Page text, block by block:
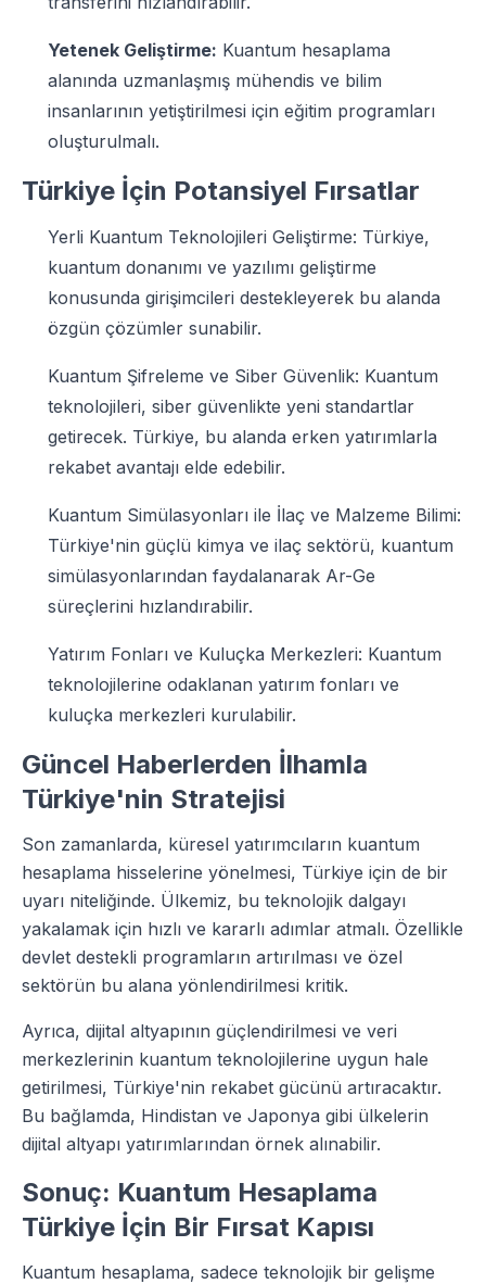
Yetenek Geliştirme: Kuantum hesaplama
alanında uzmanlaşmış mühendis ve bilim
insanlarının yetiştirilmesi için eğitim programları
oluşturulmalı.
Türkiye İçin Potansiyel Fırsatlar
Yerli Kuantum Teknolojileri Geliştirme: Türkiye,
kuantum donanımı ve yazılımı geliştirme
konusunda girişimcileri destekleyerek bu alanda
özgün çözümler sunabilir.
Kuantum Şifreleme ve Siber Güvenlik: Kuantum
teknolojileri, siber güvenlikte yeni standartlar
getirecek. Türkiye, bu alanda erken yatırımlarla
rekabet avantajı elde edebilir.
Kuantum Simülasyonları ile İlaç ve Malzeme Bilimi:
Türkiye'nin güçlü kimya ve ilaç sektörü, kuantum
simülasyonlarından faydalanarak Ar-Ge
süreçlerini hızlandırabilir.
Yatırım Fonları ve Kuluçka Merkezleri: Kuantum
teknolojilerine odaklanan yatırım fonları ve
kuluçka merkezleri kurulabilir.
Güncel Haberlerden İlhamla
Türkiye'nin Stratejisi
Son zamanlarda, küresel yatırımcıların kuantum
hesaplama hisselerine yönelmesi, Türkiye için de bir
uyarı niteliğinde. Ülkemiz, bu teknolojik dalgayı
yakalamak için hızlı ve kararlı adımlar atmalı. Özellikle
devlet destekli programların artırılması ve özel
sektörün bu alana yönlendirilmesi kritik.
Ayrıca, dijital altyapının güçlendirilmesi ve veri
merkezlerinin kuantum teknolojilerine uygun hale
getirilmesi, Türkiye'nin rekabet gücünü artıracaktır.
Bu bağlamda, Hindistan ve Japonya gibi ülkelerin
dijital altyapı yatırımlarından örnek alınabilir.
Sonuç: Kuantum Hesaplama
Türkiye İçin Bir Fırsat Kapısı
Kuantum hesaplama, sadece teknolojik bir gelişme